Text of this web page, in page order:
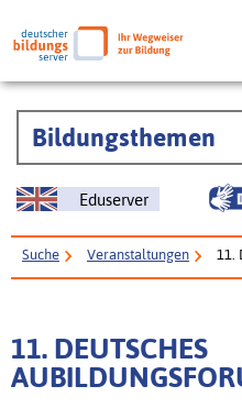
Bildungsthemen
Eduserver
Suche Veranstaltungen 11.
11. DEUTSCHES